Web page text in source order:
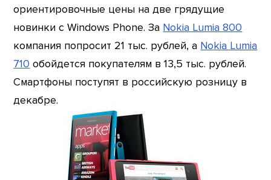
ориентировочные цены на две грядущие
новинки с Windows Phone. За Nokia Lumia 800
компания попросит 21 тыс. рублей, а Nokia Lumia
710 обойдется покупателям в 13,5 тыс. рублей.
Смартфоны поступят в российскую розницу в
декабре.